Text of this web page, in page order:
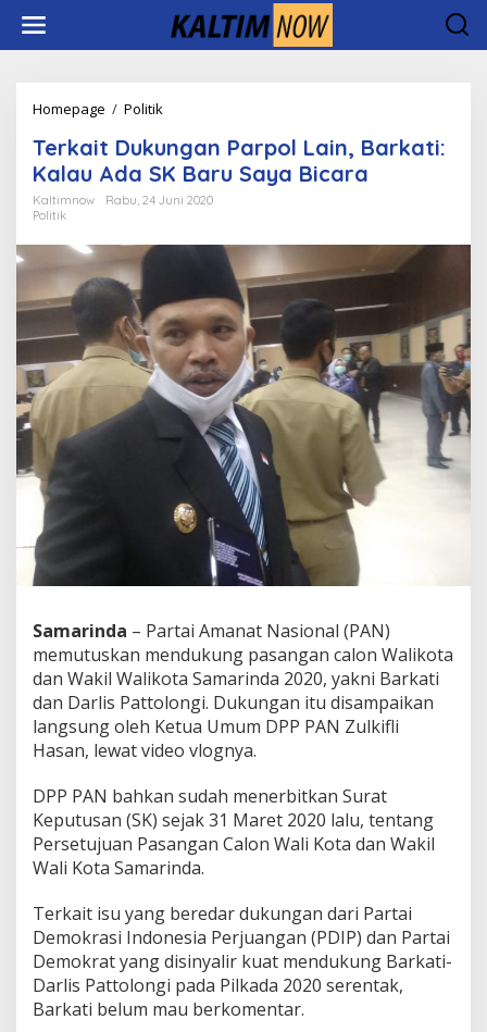
konten
Homepage / Politik
Parpol
Lain,
Barkati:
Kalau
SK
Bicara
Terkait Dukungan Parpol Lain, Barkati:
Kalau Ada SK Baru Saya Bicara
Kaltimnow
Rabu, 24 Juni 2020
Politik
Samarinda – Partai Amanat Nasional (PAN)
memutuskan mendukung pasangan calon Walikota
dan Wakil Walikota Samarinda 2020, yakni Barkati
dan Darlis Pattolongi. Dukungan itu disampaikan
langsung oleh Ketua Umum DPP PAN Zulkifli
Hasan, lewat video vlognya.
DPP PAN bahkan sudah menerbitkan Surat
Keputusan (SK) sejak 31 Maret 2020 lalu, tentang
Persetujuan Pasangan Calon Wali Kota dan Wakil
Wali Kota Samarinda.
Terkait isu yang beredar dukungan dari Partai
Demokrasi Indonesia Perjuangan (PDIP) dan Partai
Demokrat yang disinyalir kuat mendukung Barkati-
Darlis Pattolongi pada Pilkada 2020 serentak,
Barkati belum mau berkomentar.